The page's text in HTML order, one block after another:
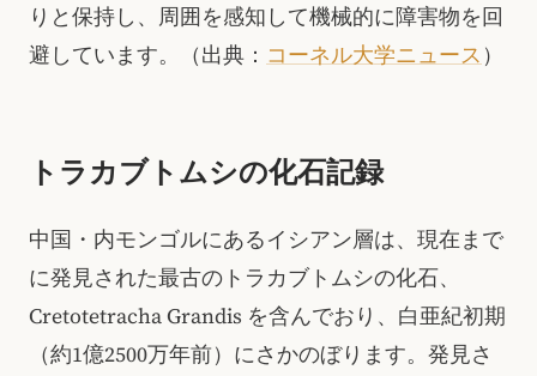
りと保持し、周囲を感知して機械的に障害物を回
避しています。（出典： コーネル大学ニュース ）
トラカブトムシの化石記録
中国・内モンゴルにあるイシアン層は、現在まで
に発見された最古のトラカブトムシの化石、
Cretotetracha Grandis を含んでおり、白亜紀初期
（約1億2500万年前）にさかのぼります。発見さ